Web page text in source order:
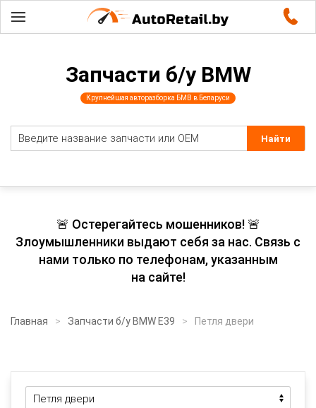
Запчасти б/у BMW
Крупнейшая авторазборка БМВ в Беларуси
🚨 Остерегайтесь мошенников! 🚨
Злоумышленники выдают себя за нас. Связь с
нами только по телефонам, указанным
на сайте!
Главная Запчасти б/у BMW E39 Петля двери